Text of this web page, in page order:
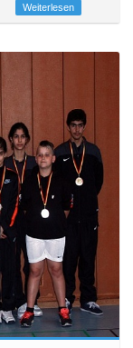
Weiterlesen